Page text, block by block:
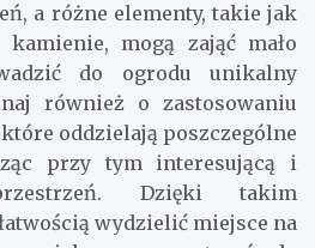
a różne elementy, takie jak
mogą zająć mało
do ogrodu unikalny
również o zastosowaniu
oddzielają poszczególne
przy tym interesującą i
Dzięki takim
wydzielić miejsce na